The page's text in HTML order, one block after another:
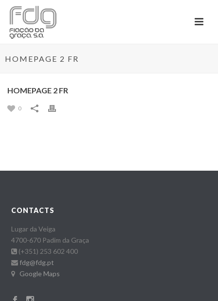
HOMEPAGE 2 FR
HOMEPAGE 2 FR
0
CONTACTS
Lugar da Veiga
4700-670 Padim da Graça
(+351) 253 602 400
fdg@fdg.pt
Google Maps